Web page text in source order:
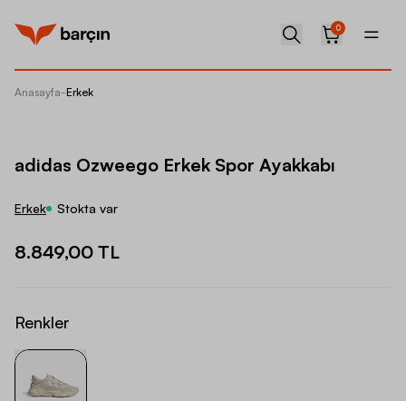
0
Anasayfa-Erkek
adidas Ozweego Erkek Spor Ayakkabı
Erkek Stokta var
8.849,00 TL
Renkler